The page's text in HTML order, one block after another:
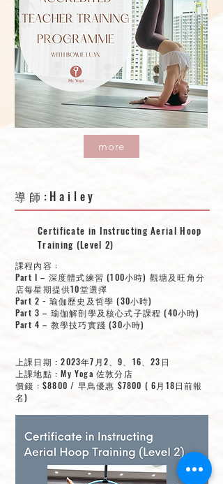
more
導師:Hailey
Certificate in Instructing Aerial Hoop
Training (Level 2)
課程內容 :
Part I – 深度體式練習 (100小時) 觀塘及旺角分
店每星期提供10堂選擇
Part 2 - 瑜伽歷史及哲學 (30小時)
Part 3 – 瑜伽解剖學及核心式子課程 (40小時)
Part 4 – 教學技巧實踐 (30小時)
上課日期 : 2023年7月2、9、16、23日
​上課地點 : My Yoga 佐敦分店
價錢 : $8800 / 早鳥優惠 $7800 ( 6月18日前報
名)